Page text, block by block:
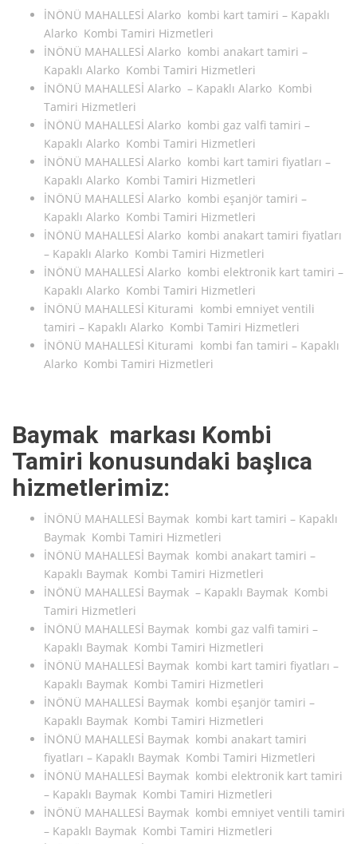
İNÖNÜ MAHALLESİ Alarko kombi kart tamiri – Kapaklı
Alarko Kombi Tamiri Hizmetleri
İNÖNÜ MAHALLESİ Alarko kombi anakart tamiri –
Kapaklı Alarko Kombi Tamiri Hizmetleri
İNÖNÜ MAHALLESİ Alarko – Kapaklı Alarko Kombi
Tamiri Hizmetleri
İNÖNÜ MAHALLESİ Alarko kombi gaz valfi tamiri –
Kapaklı Alarko Kombi Tamiri Hizmetleri
İNÖNÜ MAHALLESİ Alarko kombi kart tamiri fiyatları –
Kapaklı Alarko Kombi Tamiri Hizmetleri
İNÖNÜ MAHALLESİ Alarko kombi eşanjör tamiri –
Kapaklı Alarko Kombi Tamiri Hizmetleri
İNÖNÜ MAHALLESİ Alarko kombi anakart tamiri fiyatları
– Kapaklı Alarko Kombi Tamiri Hizmetleri
İNÖNÜ MAHALLESİ Alarko kombi elektronik kart tamiri –
Kapaklı Alarko Kombi Tamiri Hizmetleri
İNÖNÜ MAHALLESİ Kiturami kombi emniyet ventili
tamiri – Kapaklı Alarko Kombi Tamiri Hizmetleri
İNÖNÜ MAHALLESİ Kiturami kombi fan tamiri – Kapaklı
Alarko Kombi Tamiri Hizmetleri
Baymak markası Kombi
Tamiri konusundaki başlıca
hizmetlerimiz:
İNÖNÜ MAHALLESİ Baymak kombi kart tamiri – Kapaklı
Baymak Kombi Tamiri Hizmetleri
İNÖNÜ MAHALLESİ Baymak kombi anakart tamiri –
Kapaklı Baymak Kombi Tamiri Hizmetleri
İNÖNÜ MAHALLESİ Baymak – Kapaklı Baymak Kombi
Tamiri Hizmetleri
İNÖNÜ MAHALLESİ Baymak kombi gaz valfi tamiri –
Kapaklı Baymak Kombi Tamiri Hizmetleri
İNÖNÜ MAHALLESİ Baymak kombi kart tamiri fiyatları –
Kapaklı Baymak Kombi Tamiri Hizmetleri
İNÖNÜ MAHALLESİ Baymak kombi eşanjör tamiri –
Kapaklı Baymak Kombi Tamiri Hizmetleri
İNÖNÜ MAHALLESİ Baymak kombi anakart tamiri
fiyatları – Kapaklı Baymak Kombi Tamiri Hizmetleri
İNÖNÜ MAHALLESİ Baymak kombi elektronik kart tamiri
– Kapaklı Baymak Kombi Tamiri Hizmetleri
İNÖNÜ MAHALLESİ Baymak kombi emniyet ventili tamiri
– Kapaklı Baymak Kombi Tamiri Hizmetleri